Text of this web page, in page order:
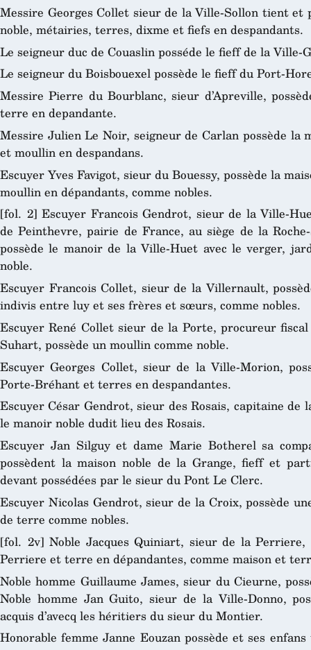
Messire Georges Collet sieur de la Ville-Sollon tient et
noble, métairies, terres, dixme et fiefs en despandants.
Le seigneur duc de Couaslin posséde le fieff de la Ville-
Le seigneur du Boisbouexel possède le fieff du Port-
Messire Pierre du Bourblanc, sieur d’Apreville,
terre en depandante.
Messire Julien Le Noir, seigneur de Carlan possède la
et moullin en despandans.
Escuyer Yves Favigot, sieur du Bouessy, possède la
moullin en dépandants, comme nobles.
[fol. 2] Escuyer Francois Gendrot, sieur de la Ville-
de Peinthevre, pairie de France, au siège de la
possède le manoir de la Ville-Huet avec le verger,
noble.
Escuyer Francois Collet, sieur de la Villernault,
indivis entre luy et ses frères et sœurs, comme nobles.
Escuyer René Collet sieur de la Porte, procureur
Suhart, possède un moullin comme noble.
Escuyer Georges Collet, sieur de la Ville-Morion,
Porte-Bréhant et terres en despandantes.
Escuyer César Gendrot, sieur des Rosais, capitaine de
le manoir noble dudit lieu des Rosais.
Escuyer Jan Silguy et dame Marie Botherel sa
possèdent la maison noble de la Grange, fieff et
devant possédées par le sieur du Pont Le Clerc.
Escuyer Nicolas Gendrot, sieur de la Croix, possède
de terre comme nobles.
[fol. 2v] Noble Jacques Quiniart, sieur de la
Perriere et terre en dépandantes, comme maison et
Noble homme Guillaume James, sieur du Cieurne,
Noble homme Jan Guito, sieur de la Ville-Donno,
acquis d’avecq les héritiers du sieur du Montier.
Honorable femme Janne Eouzan possède et ses